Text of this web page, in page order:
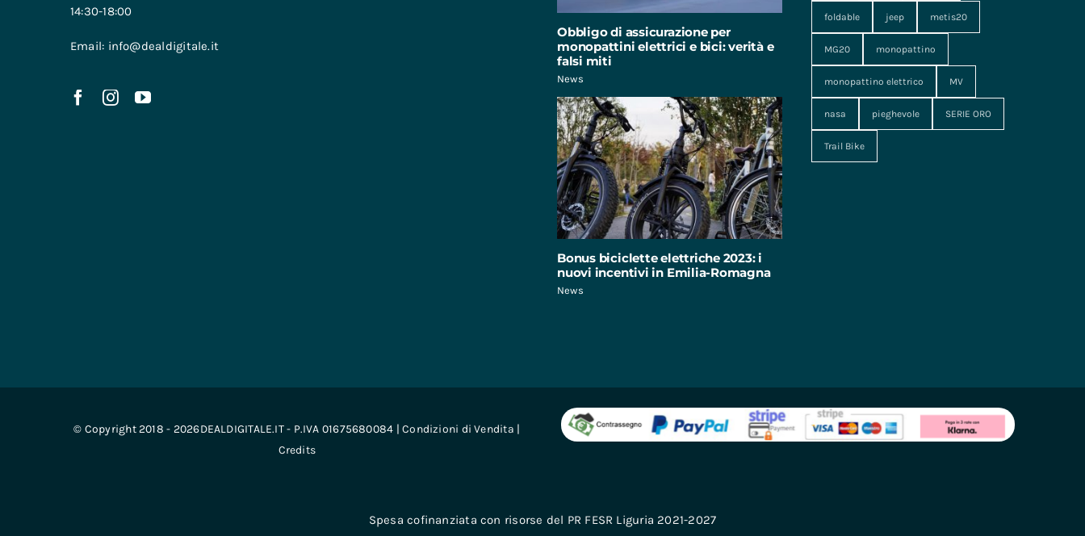
14:30-18:00
Email: info@dealdigitale.it
Obbligo di assicurazione per
monopattini elettrici e bici: verità e
falsi miti
News
Bonus biciclette elettriche 2023: i
nuovi incentivi in Emilia-Romagna
News
foldable jeep metis20
MG20 monopattino
monopattino elettrico MV
nasa pieghevole SERIE ORO
Trail Bike
© Copyright 2018 - 2026DEALDIGITALE.IT - P.IVA 01675680084 |Condizioni di Vendita |
Credits
Spesa cofinanziata con risorse del PR FESR Liguria 2021-2027